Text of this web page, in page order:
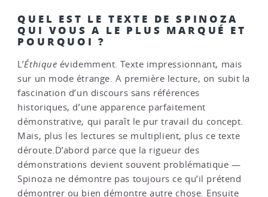
QUEL EST LE TEXTE DE SPINOZA
QUI VOUS A LE PLUS MARQUÉ ET
POURQUOI ?
L’Éthique évidemment. Texte impressionnant, mais
sur un mode étrange. A première lecture, on subit la
fascination d’un discours sans références
historiques, d’une apparence parfaitement
démonstrative, qui paraît le pur travail du concept.
Mais, plus les lectures se multiplient, plus ce texte
déroute.D’abord parce que la rigueur des
démonstrations devient souvent problématique —
Spinoza ne démontre pas toujours ce qu’il prétend
démontrer ou bien démontre autre chose. Ensuite